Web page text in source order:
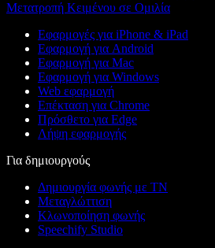
Μετατροπή Κειμένου σε Ομιλία
Εφαρμογές για iPhone & iPad
Εφαρμογή για Android
Εφαρμογή για Mac
Εφαρμογή για Windows
Web εφαρμογή
Επέκταση για Chrome
Πρόσθετο για Edge
Λήψη εφαρμογής
Για δημιουργούς
Δημιουργία φωνής με ΤΝ
Μεταγλώττιση
Κλωνοποίηση φωνής
Speechify Studio